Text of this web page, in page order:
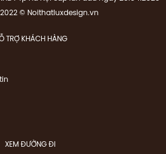
© Noithatluxdesign.vn
TRỢ KHÁCH HÀNG
XEM ĐƯỜNG ĐI